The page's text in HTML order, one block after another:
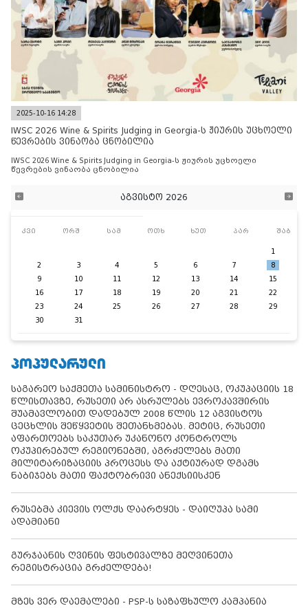
2025-10-16 14:28
IWSC 2026 Wine & Spirits Judging in Georgia-ს ჟიურის უცხოელი
წევრების ვინაობა ცნობილია
IWSC 2026 Wine & Spirits Judging in Georgia-ს ჟიურის უცხოელი
წევრების ვინაობა ცნობილია
აგვისტო 2026
კვი ორშ სამ ოთხ ხუთ პარ შაბ
1
2
3 4 5 6 7
8
9
10 11 12 13 14
15
16
17 18 19 20 21
22
23
24 25 26 27 28
29
30
31
ᲞᲝᲞᲣᲚᲐᲠᲣᲚᲘ
საგარეო საქმეთა სამინისტრო - დღესაც, ოკუპაციის 18
წლისთავზე, რუსეთი არ ასრულებს ევროკავშირის
შუამავლობით დადებულ 2008 წლის 12 აგვისტოს
ცეცხლის შეწყვეტის შეთანხმებას. მეტიც, რუსეთი
აფართოებს საკუთარ უკანონო კონტროლს
ოკუპირებულ რეგიონებში, აგრძელებს მათი
მილიტარიზაციის პროცესს და აქტიურად დგამს
ნაბიჯებს მათი ფაქტობრივი ანექსიისკენ
რუსებმა კიევის ოლქს დაარტყეს - დაიღუპა სამი
ადამიანი
გურჯაანის ღვინის ფესტივალზე მეღვინეთა
რეგისტრაცია გრძელდება!
მზეს ვერ დაემალები - PSP-ს საზაფხულო კამპანია